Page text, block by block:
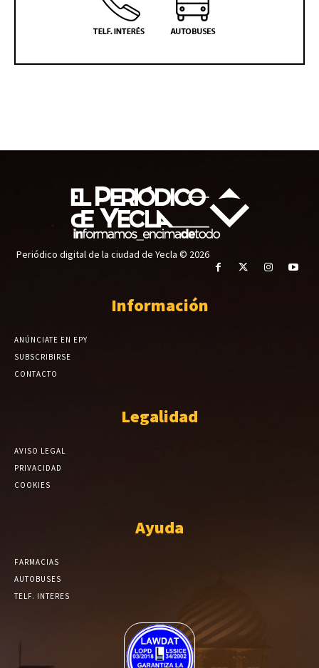
Periódico digital de la ciudad de Yecla © 2026
Información
ANÚNCIATE EN EPY
SUBSCRIBIRSE
CONTACTO
Legalidad
AVISO LEGAL
PRIVACIDAD
COOKIES
Ayuda
FARMACIAS
AUTOBUSES
TELF. INTERES